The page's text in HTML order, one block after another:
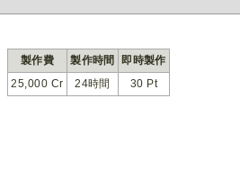
製作費 製作時間
即時製作
25,000 Cr
24時間 30 Pt